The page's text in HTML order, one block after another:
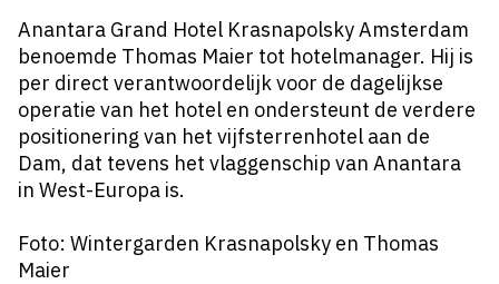
Anantara Grand Hotel Krasnapolsky Amsterdam
benoemde Thomas Maier tot hotelmanager. Hij is
per direct verantwoordelijk voor de dagelijkse
operatie van het hotel en ondersteunt de verdere
positionering van het vijfsterrenhotel aan de
Dam, dat tevens het vlaggenschip van Anantara
in West-Europa is.
Foto: Wintergarden Krasnapolsky en Thomas
Maier